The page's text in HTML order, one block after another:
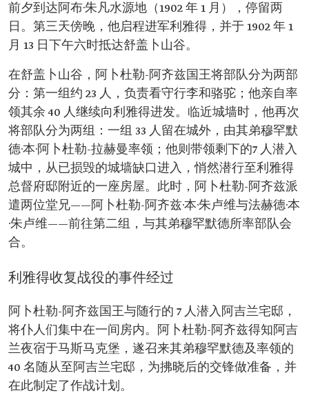
前夕到达阿布·朱凡水源地（1902 年 1 月），停留两
日。第三天傍晚，他启程进军利雅得，并于 1902 年 1
月 13 日下午六时抵达舒盖卜山谷。
在舒盖卜山谷，阿卜杜勒-阿齐兹国王将部队分为两部
分：第一组约 23 人，负责看守行李和骆驼；他亲自率
领其余 40 人继续向利雅得进发。临近城墙时，他再次
将部队分为两组：一组 33 人留在城外，由其弟穆罕默
德·本·阿卜杜勒-拉赫曼率领；他则带领剩下的7 人潜入
城中，从已损毁的城墙缺口进入，悄然潜行至利雅得
总督府邸附近的一座房屋。此时，阿卜杜勒-阿齐兹派
遣两位堂兄——阿卜杜勒-阿齐兹·本·朱卢维与法赫德·本
·朱卢维——前往第二组，与其弟穆罕默德所率部队会
合。
利雅得收复战役的事件经过
阿卜杜勒-阿齐兹国王与随行的 7 人潜入阿吉兰宅邸，
将仆人们集中在一间房内。阿卜杜勒-阿齐兹得知阿吉
兰夜宿于马斯马克堡，遂召来其弟穆罕默德及率领的
40 名随从至阿吉兰宅邸，为拂晓后的交锋做准备，并
在此制定了作战计划。